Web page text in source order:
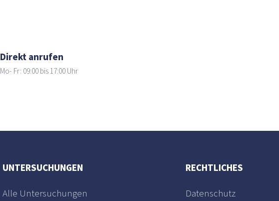
Direkt anrufen
Mo- Fr: 09:00 bis 17:00 Uhr
UNTERSUCHUNGEN
Alle Untersuchungen
RECHTLICHES
Datenschutz